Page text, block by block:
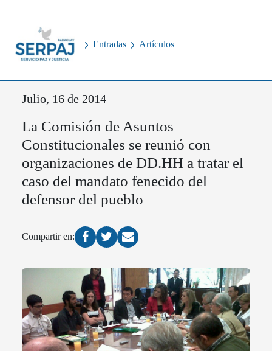
Entradas Artículos
Julio, 16 de 2014
La Comisión de Asuntos
Constitucionales se reunió con
organizaciones de DD.HH a tratar el
caso del mandato fenecido del
defensor del pueblo
Compartir en: